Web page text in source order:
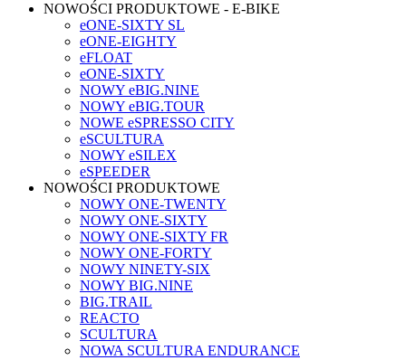
NOWOŚCI PRODUKTOWE - E-BIKE
eONE-SIXTY SL
eONE-EIGHTY
eFLOAT
eONE-SIXTY
NOWY eBIG.NINE
NOWY eBIG.TOUR
NOWE eSPRESSO CITY
eSCULTURA
NOWY eSILEX
eSPEEDER
NOWOŚCI PRODUKTOWE
NOWY ONE-TWENTY
NOWY ONE-SIXTY
NOWY ONE-SIXTY FR
NOWY ONE-FORTY
NOWY NINETY-SIX
NOWY BIG.NINE
BIG.TRAIL
REACTO
SCULTURA
NOWA SCULTURA ENDURANCE